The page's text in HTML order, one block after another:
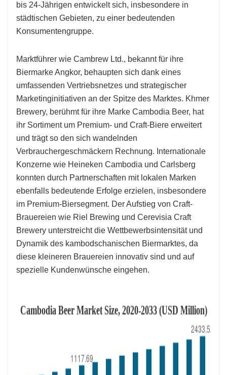
bis 24-Jährigen entwickelt sich, insbesondere in
städtischen Gebieten, zu einer bedeutenden
Konsumentengruppe.
Marktführer wie Cambrew Ltd., bekannt für ihre
Biermarke Angkor, behaupten sich dank eines
umfassenden Vertriebsnetzes und strategischer
Marketinginitiativen an der Spitze des Marktes. Khmer
Brewery, berühmt für ihre Marke Cambodia Beer, hat
ihr Sortiment um Premium- und Craft-Biere erweitert
und trägt so den sich wandelnden
Verbrauchergeschmäckern Rechnung. Internationale
Konzerne wie Heineken Cambodia und Carlsberg
konnten durch Partnerschaften mit lokalen Marken
ebenfalls bedeutende Erfolge erzielen, insbesondere
im Premium-Biersegment. Der Aufstieg von Craft-
Brauereien wie Riel Brewing und Cerevisia Craft
Brewery unterstreicht die Wettbewerbsintensität und
Dynamik des kambodschanischen Biermarktes, da
diese kleineren Brauereien innovativ sind und auf
spezielle Kundenwünsche eingehen.